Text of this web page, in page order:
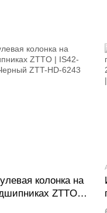
колонка на
ZTTO |
1/4" | Черный